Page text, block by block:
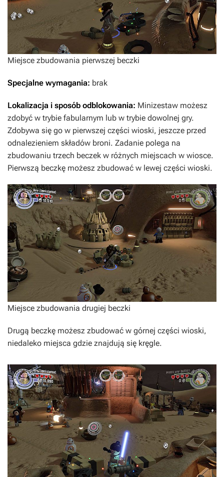
Miejsce zbudowania pierwszej beczki
Specjalne wymagania: brak
Lokalizacja i sposób odblokowania: Minizestaw możesz
zdobyć w trybie fabularnym lub w trybie dowolnej gry.
Zdobywa się go w pierwszej części wioski, jeszcze przed
odnalezieniem składów broni. Zadanie polega na
zbudowaniu trzech beczek w różnych miejscach w wiosce.
Pierwszą beczkę możesz zbudować w lewej części wioski.
Miejsce zbudowania drugiej beczki
Drugą beczkę możesz zbudować w górnej części wioski,
niedaleko miejsca gdzie znajdują się kręgle.